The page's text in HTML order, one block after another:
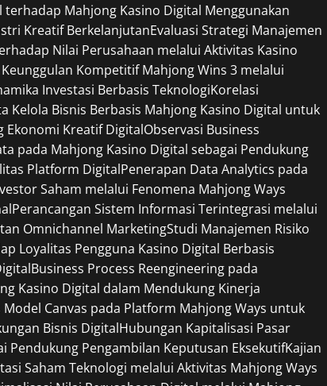
Mahjong Kasino Digital Menggunakan
Kreatif BerkelanjutanEvaluasi Strategi Manajemen
Nilai Perusahaan melalui Aktivitas Kasino
Kompetitif Mahjong Wins 3 melalui
Investasi Berbasis TeknologiKorelasi
Kelola Bisnis Berbasis Mahjong Kasino Digital untuk
Ekonomi Kreatif DigitalObservasi Business
pada Mahjong Kasino Digital sebagai Pendukung
Platform DigitalPenerapan Data Analytics pada
Saham melalui Fenomena Mahjong Ways
Perancangan Sistem Informasi Terintegrasi melalui
Omnichannel MarketingStudi Manajemen Risiko
Loyalitas Pengguna Kasino Digital Berbasis
Business Process Reengineering pada
Kasino Digital dalam Mendukung Kinerja
Model Canvas pada Platform Mahjong Ways untuk
Bisnis DigitalHubungan Kapitalisasi Pasar
Pendukung Pengambilan Keputusan EksekutifKajian
Saham Teknologi melalui Aktivitas Mahjong Ways